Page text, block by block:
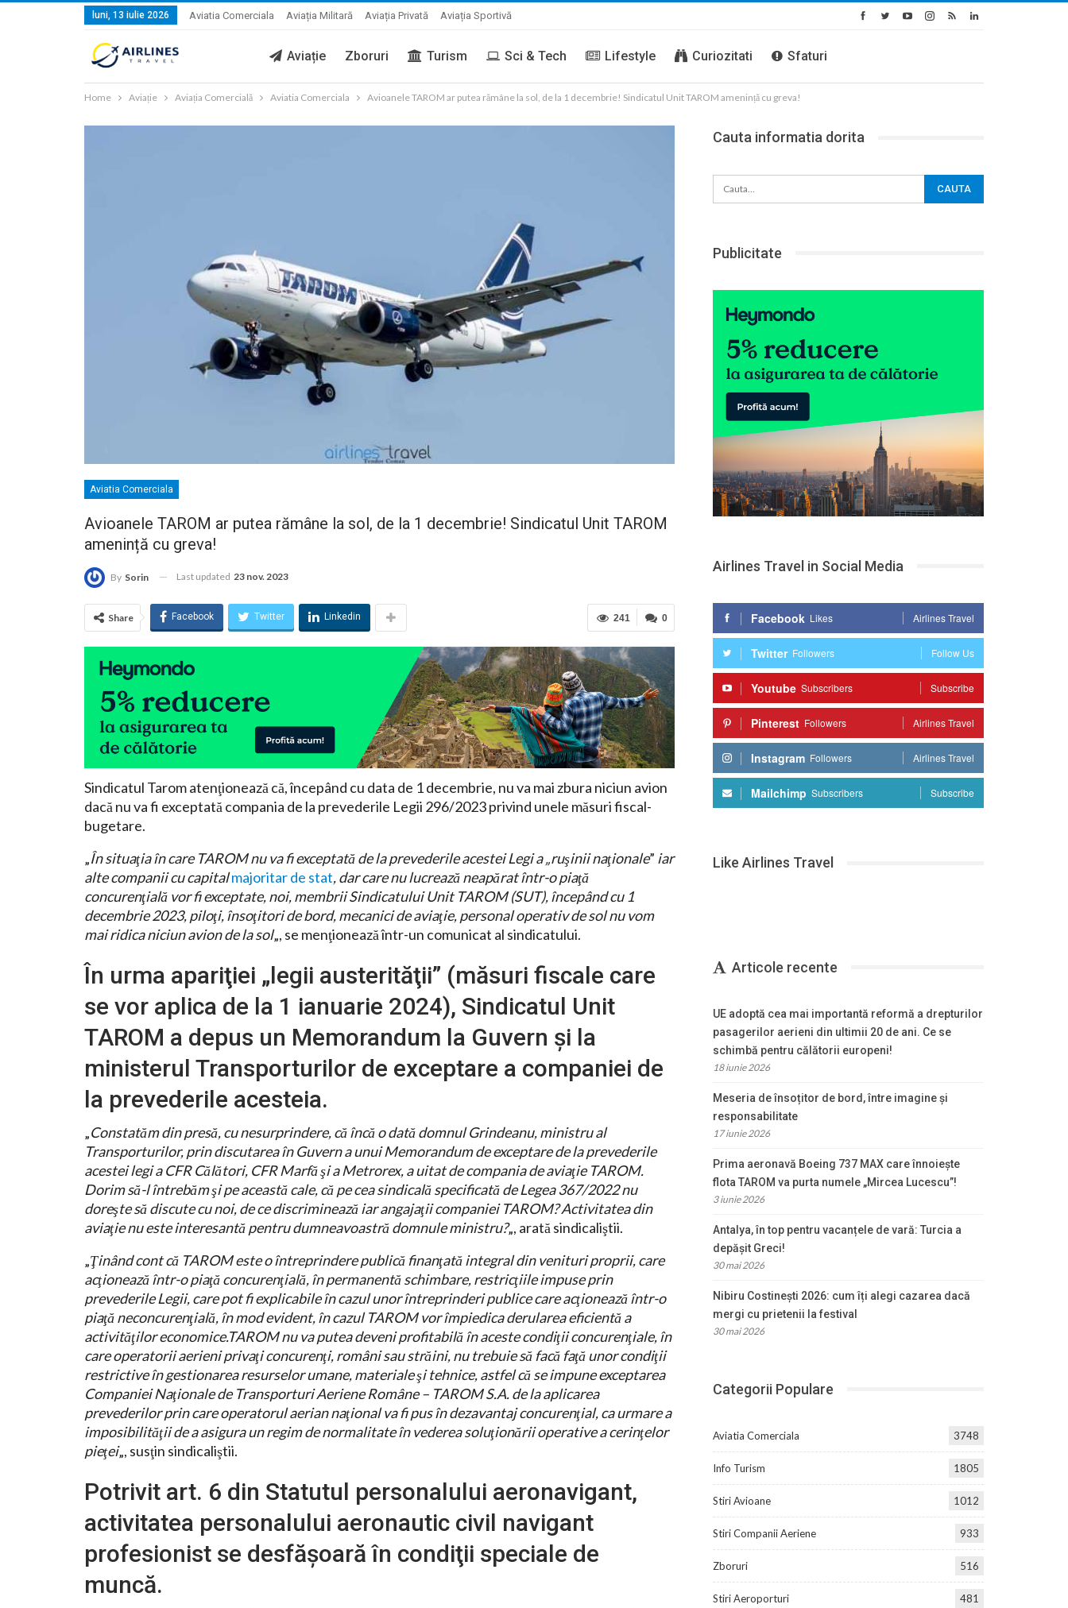
luni, 13 iulie 2026 Aviatia Comerciala Aviația Militară Aviația Privată Aviația Sportivă
Aviație Zboruri Turism Sci & Tech Lifestyle Curiozitati Sfaturi
Home Aviație Aviația Comercială Aviatia Comerciala Avioanele TAROM ar putea rămâne la sol, de la 1 decembrie! Sindicatul Unit TAROM amenință cu greva!
Aviatia Comerciala
Avioanele TAROM ar putea rămâne la sol, de la 1 decembrie! Sindicatul Unit TAROM
amenință cu greva!
By Sorin Last updated 23 nov. 2023
0
241
Share Facebook Twitter Linkedin
Sindicatul Tarom atenţionează că, începând cu data de 1 decembrie, nu va mai zbura niciun avion
dacă nu va fi exceptată compania de la prevederile Legii 296/2023 privind unele măsuri fiscal-
bugetare.
„În situaţia în care TAROM nu va fi exceptată de la prevederile acestei Legi a „ruşinii naţionale” iar
alte companii cu capitalmajoritar de stat, dar care nu lucrează neapărat într-o piaţă
concurenţială vor fi exceptate, noi, membrii Sindicatului Unit TAROM (SUT), începând cu 1
decembrie 2023, piloţi, însoţitori de bord, mecanici de aviaţie, personal operativ de sol nu vom
mai ridica niciun avion de la sol„, se menţionează într-un comunicat al sindicatului.
În urma apariţiei „legii austerităţii” (măsuri fiscale care
se vor aplica de la 1 ianuarie 2024), Sindicatul Unit
TAROM a depus un Memorandum la Guvern şi la
ministerul Transporturilor de exceptare a companiei de
la prevederile acesteia.
„Constatăm din presă, cu nesurprindere, că încă o dată domnul Grindeanu, ministru al
Transporturilor, prin discutarea în Guvern a unui Memorandum de exceptare de la prevederile
acestei legi a CFR Călători, CFR Marfă şi a Metrorex, a uitat de compania de aviaţie TAROM.
Dorim să-l întrebăm şi pe această cale, că pe cea sindicală specificată de Legea 367/2022 nu
doreşte să discute cu noi, de ce discriminează iar angajaţii companiei TAROM? Activitatea din
aviaţie nu este interesantă pentru dumneavoastră domnule ministru?„, arată sindicaliştii.
„Ţinând cont că TAROM este o întreprindere publică finanţată integral din venituri proprii, care
acţionează într-o piaţă concurenţială, în permanentă schimbare, restricţiile impuse prin
prevederile Legii, care pot fi explicabile în cazul unor întreprinderi publice care acţionează într-o
piaţă neconcurenţială, în mod evident, în cazul TAROM vor împiedica derularea eficientă a
activităţilor economice.TAROM nu va putea deveni profitabilă în aceste condiţii concurenţiale, în
care operatorii aerieni privaţi concurenţi, români sau străini, nu trebuie să facă faţă unor condiţii
restrictive în gestionarea resurselor umane, materiale şi tehnice, astfel că se impune exceptarea
Companiei Naţionale de Transporturi Aeriene Române – TAROM S.A. de la aplicarea
prevederilor prin care operatorul aerian naţional va fi pus în dezavantaj concurenţial, ca urmare a
imposibilităţii de a asigura un regim de normalitate în vederea soluţionării operative a cerinţelor
pieţei„, susţin sindicaliştii.
Potrivit art. 6 din Statutul personalului aeronavigant,
activitatea personalului aeronautic civil navigant
profesionist se desfăşoară în condiţii speciale de
muncă.
Cauta informatia dorita
Publicitate
Airlines Travel in Social Media
Facebook Likes Airlines Travel
Twitter Followers Follow Us
Youtube Subscribers Subscribe
Pinterest Followers Airlines Travel
Instagram Followers Airlines Travel
Mailchimp Subscribers Subscribe
Like Airlines Travel
Articole recente
UE adoptă cea mai importantă reformă a drepturilor
pasagerilor aerieni din ultimii 20 de ani. Ce se
schimbă pentru călătorii europeni!
18 iunie 2026
Meseria de însoțitor de bord, între imagine și
responsabilitate
17 iunie 2026
Prima aeronavă Boeing 737 MAX care înnoiește
flota TAROM va purta numele „Mircea Lucescu”!
3 iunie 2026
Antalya, în top pentru vacanțele de vară: Turcia a
depășit Greci!
30 mai 2026
Nibiru Costinești 2026: cum îți alegi cazarea dacă
mergi cu prietenii la festival
30 mai 2026
Categorii Populare
Aviatia Comerciala 3748
Info Turism 1805
Stiri Avioane 1012
Stiri Companii Aeriene 933
Zboruri 516
Stiri Aeroporturi 481